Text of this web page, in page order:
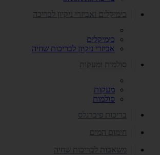
כימיקלים ואביזרי ניקיון לבריכה
כימיקלים
אביזרי ניקיון לבריכות שחיה
סולמות ומעקות
מעקות
סולמות
בריכות פיברגלס
חימום המים
משאבות לבריכות שחיה